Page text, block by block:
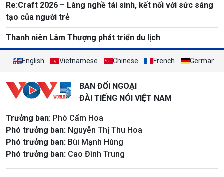
Re:Craft 2026 – Làng nghề tái sinh, kết nối với sức sáng
tạo của người trẻ
Thanh niên Lâm Thượng phát triển du lịch
English Vietnamese Chinese French German
BAN ĐỐI NGOẠI
ĐÀI TIẾNG NÓI VIỆT NAM
Trưởng ban: Phó Cẩm Hoa
Phó trưởng ban: Nguyễn Thị Thu Hoa
Phó trưởng ban: Bùi Mạnh Hùng
Phó trưởng ban: Cao Đình Trung